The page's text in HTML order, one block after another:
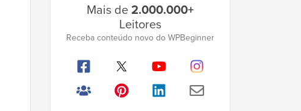
Lateral
Principal
Mais de2.000.000+
Leitores
Receba conteúdo novo do WPBeginner